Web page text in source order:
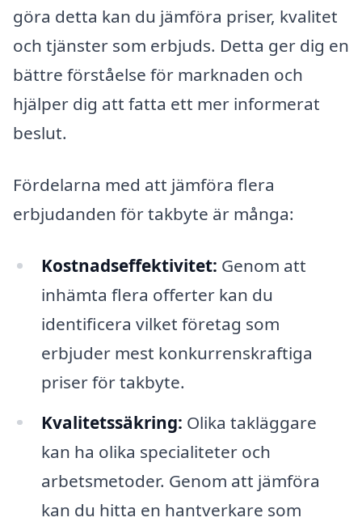
göra detta kan du jämföra priser, kvalitet
och tjänster som erbjuds. Detta ger dig en
bättre förståelse för marknaden och
hjälper dig att fatta ett mer informerat
beslut.
Fördelarna med att jämföra flera
erbjudanden för takbyte är många:
Kostnadseffektivitet: Genom att
inhämta flera offerter kan du
identificera vilket företag som
erbjuder mest konkurrenskraftiga
priser för takbyte.
Kvalitetssäkring: Olika takläggare
kan ha olika specialiteter och
arbetsmetoder. Genom att jämföra
kan du hitta en hantverkare som